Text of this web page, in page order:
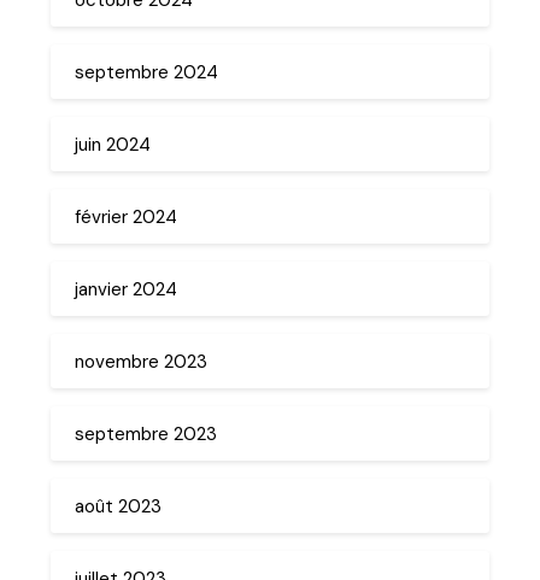
septembre 2024
juin 2024
février 2024
janvier 2024
novembre 2023
septembre 2023
août 2023